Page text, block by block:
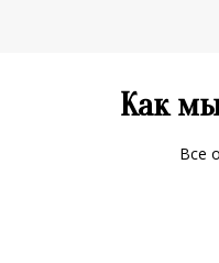
Как
Все